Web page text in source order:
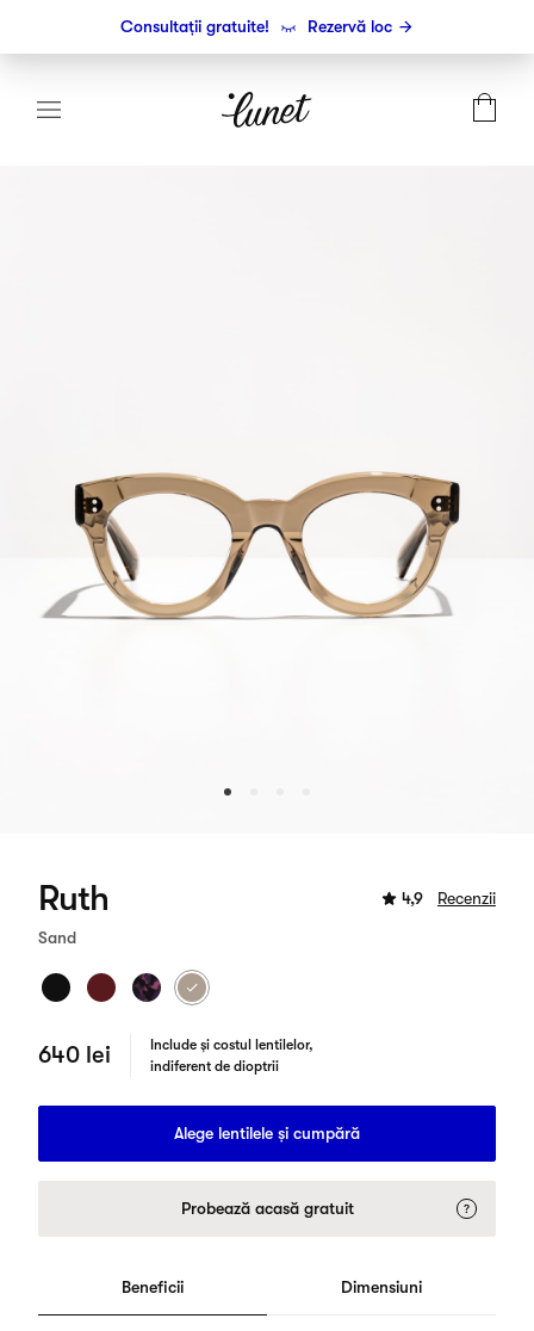
Consultații gratuite! Rezervă loc
Ruth 4,9 Recenzii
Sand
640 lei
Include și costul lentilelor,
indiferent de dioptrii
Alege lentilele și cumpără
Probează acasă gratuit
Beneficii Dimensiuni